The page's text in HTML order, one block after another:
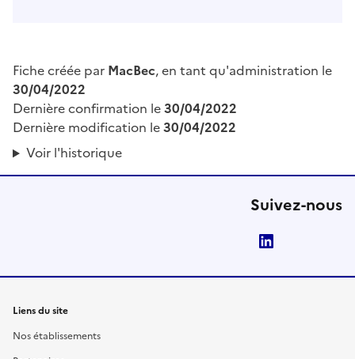
Fiche créée par MacBec, en tant qu'administration le
30/04/2022
Dernière confirmation le30/04/2022
Dernière modification le30/04/2022
Voir l'historique
Suivez-nous
Liens du site
Nos établissements